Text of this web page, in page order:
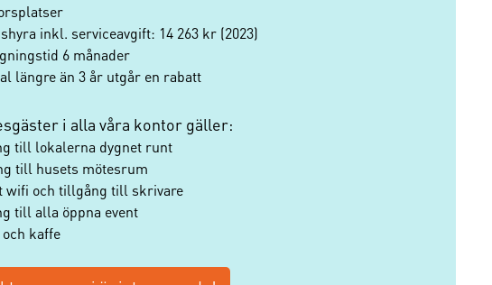
inkl. serviceavgift: 14 263 kr (2023)
6 månader
längre än 3 år utgår en rabatt
i alla våra kontor gäller:
till lokalerna dygnet runt
till husets mötesrum
wifi och tillgång till skrivare
till alla öppna event
och kaffe